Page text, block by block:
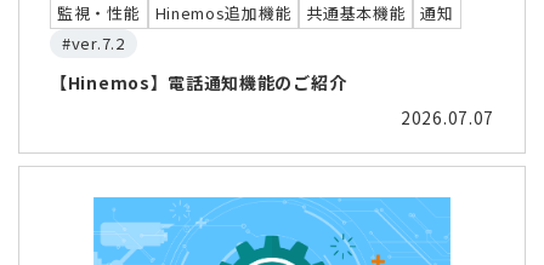
監視・性能 Hinemos追加機能 共通基本機能
通知
#ver.7.2
【Hinemos】電話通知機能のご紹介
2026.07.07